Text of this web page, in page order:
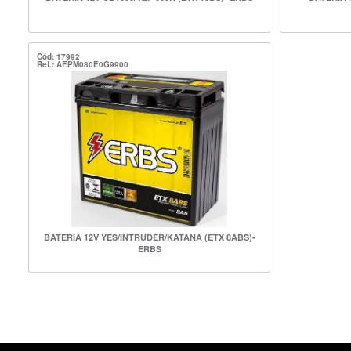
Cód: 17992
Ref.: AEPM080E0G9900
BATERIA 12V YES/INTRUDER/KATANA (ETX 8ABS)-
ERBS